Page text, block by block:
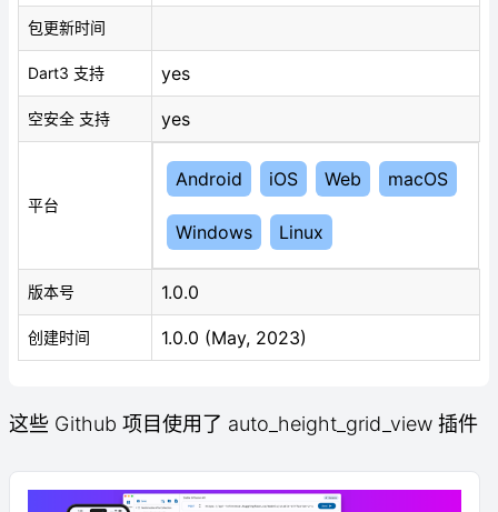
包更新时间
Dart3 支持 yes
空安全 支持 yes
平台
Android iOS Web macOS
Windows Linux
版本号 1.0.0
创建时间 1.0.0 (May, 2023)
这些 Github 项目使用了 auto_height_grid_view 插件